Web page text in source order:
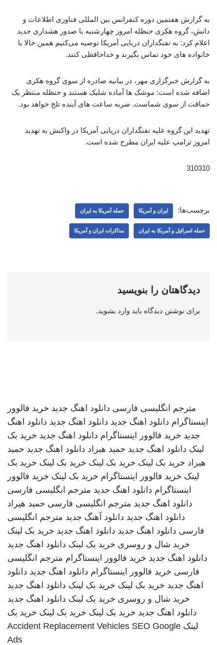
به گزارش هفتمین دوره کنفرانس بین المللی فناوری اطلاعات و
دانش، گروه هکری حنظله امروز چهارشنبه با صدور هشداری جدید
اعلام کرد: به تفنگداران دریایی آمریکا توصیه می‌کنیم همین حالا با
خانواده‌ های خود تماس بگیرند و خداحافظی کنند.
به گزارش خبرگزاری مهر، در بیانیه صادره از سوی ‌گروه هکری
اضافه شده است: موشک‌ ها آماده شلیک هستند و حنظله منتظر یک
حماقت از سوی شماست. ضربه ساعت‌ های آینده تلخ خواهد بود.
تهدید این گروه علیه تفنگداران دریایی آمریکا در واکنش به تهدید
امروز ترامپ علیه ایران مطرح شده است.
310310
برچسب‌ها: ایران و آمریکا حمله آمریکا به ایران
حمله اسرائیل و آمریکا به ایران مذاکرات ایران و آمریکا
دیدگاهتان را بنویسید
برای نوشتن دیدگاه باید وارد بشوید.
مترجم انگلیسی فارسی دانلود اهنگ جدید خرید فالوور
اینستاگرام دانلود اهنگ جدید دانلود اهنگ جدید دانلود اهنگ
جدید خرید فالوور اینستاگرام دانلود اهنگ جدید خرید بک
لینک دانلود اهنگ جدید حمید هیراد دانلود اهنگ جدید حمید
هیراد خرید بک لینک خرید بک لینک خرید بک لینک خرید بک
لینک خرید فالوور اینستاگرام خرید بک لینک خرید فالوور
اینستاگرام دانلود اهنگ جدید مترجم انگلیسی فارسی
دانلود اهنگ جدید مترجم انگلیسی فارسی حمید هیراد
دانلود اهنگ جدید دانلود آهنگ جدید مترجم انگلیسی
فارسی دانلود اهنگ جدید دانلود اهنگ جدید خرید بک لینک
خرید شال و روسری خرید بک لینک دانلود اهنگ جدید
دانلود اهنگ جدید خرید فالوور اینستاگرام مترجم انگلیسی
فارسی خرید فالوور اینستاگرام دانلود اهنگ جدید دانلود
اهنگ جدید خرید بک لینک خرید بک لینک دانلود اهنگ جدید
خرید شال و روسری خرید بک لینک دانلود اهنگ جدید
دانلود اهنگ جدید خرید بک لینک خرید بک لینک خرید بک
لینک
Accident Replacement Vehicles SEO Google
Ads